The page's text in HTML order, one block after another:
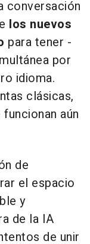
conversación
los nuevos
para tener -
por
idioma.
clásicas,
aún
de
el espacio
y
de la IA
de unir